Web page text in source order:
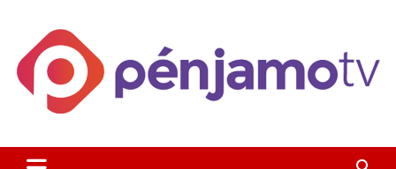
content
Penjamotv
Gto y la region.